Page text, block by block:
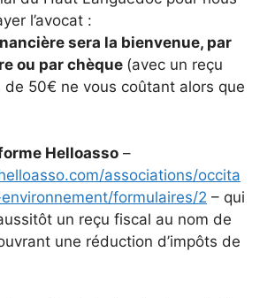
l’avocat :
sera la bienvenue, par
ou par chèque (avec un reçu
50€ ne vous coûtant alors que
Helloasso –
associations/occita
formulaires/2 – qui
un reçu fiscal au nom de
une réduction d’impôts de